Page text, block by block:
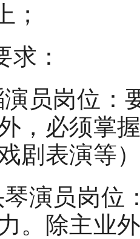
；
求：
员岗位：
，必须掌
剧表演等
演员岗位
。除主业